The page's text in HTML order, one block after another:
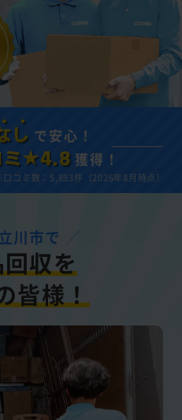
し で安心！
ミ★4.8 獲得！
コミ数：5,893件（2026年8月時点）
川市で
収を
皆様！